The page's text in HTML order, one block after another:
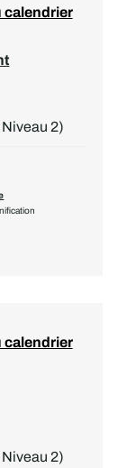
2)
calendrier
2)
calendrier